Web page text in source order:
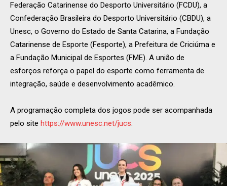
Federação Catarinense do Desporto Universitário (FCDU), a
Confederação Brasileira do Desporto Universitário (CBDU), a
Unesc, o Governo do Estado de Santa Catarina, a Fundação
Catarinense de Esporte (Fesporte), a Prefeitura de Criciúma e
a Fundação Municipal de Esportes (FME). A união de
esforços reforça o papel do esporte como ferramenta de
integração, saúde e desenvolvimento acadêmico.
A programação completa dos jogos pode ser acompanhada
pelo site https://www.unesc.net/jucs.